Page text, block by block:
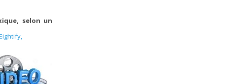
selon un